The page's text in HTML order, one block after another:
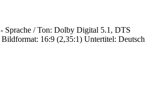
Sprache / Ton: Dolby Digital 5.1, DTS
16:9 (2,35:1) Untertitel: Deutsch